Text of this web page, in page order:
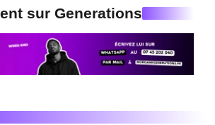
sur Generations